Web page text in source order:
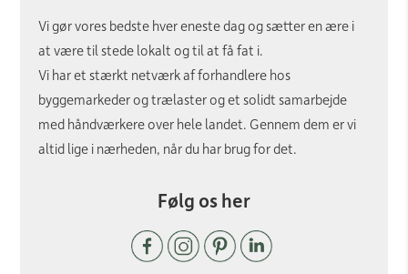
Vi gør vores bedste hver eneste dag og sætter en ære i
at være til stede lokalt og til at få fat i.
Vi har et stærkt netværk af forhandlere hos
byggemarkeder og trælaster og et solidt samarbejde
med håndværkere over hele landet. Gennem dem er vi
altid lige i nærheden, når du har brug for det.
Følg os her